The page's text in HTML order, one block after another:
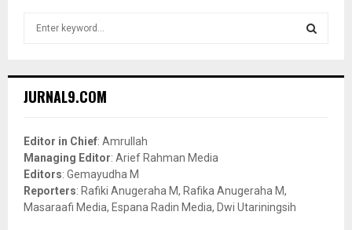
h
o
r
:
JURNAL9.COM
Editor in Chief: Amrullah
Managing Editor: Arief Rahman Media
Editors: Gemayudha M
Reporters: Rafiki Anugeraha M, Rafika Anugeraha M,
Masaraafi Media, Espana Radin Media, Dwi Utariningsih